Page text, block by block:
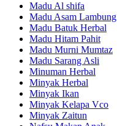
Madu Al shifa
Madu Asam Lambung
Madu Batuk Herbal
Madu Hitam Pahit
Madu Murni Mumtaz
Madu Sarang Asli
Minuman Herbal
Minyak Herbal
Minyak Ikan
Minyak Kelapa Vco
Minyak Zaitun